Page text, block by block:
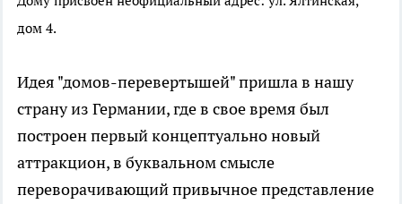
дом 4.
Идея "домов-перевертышей" пришла в нашу
страну из Германии, где в свое время был
построен первый концептуально новый
аттракцион, в буквальном смысле
переворачивающий привычное представление